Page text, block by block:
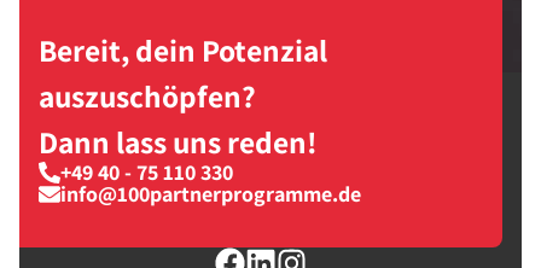
Bereit, dein Potenzial
auszuschöpfen?
Dann lass uns reden!
+49 40 - 75 110 330
info@100partnerprogramme.de